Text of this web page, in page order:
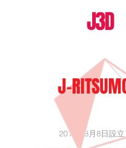
J3D
2015年8月8日設立
J-